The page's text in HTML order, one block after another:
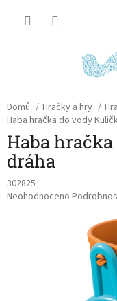
Domů / Hračky a hry /
Haba hračka do vody
Haba
dráha
302825
Průměrné
Neohodnoceno